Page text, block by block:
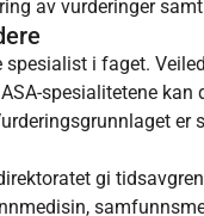
av vurderinger
i faget.
spesialitetene
gi